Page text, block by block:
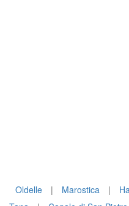
Oldelle | Marostica |